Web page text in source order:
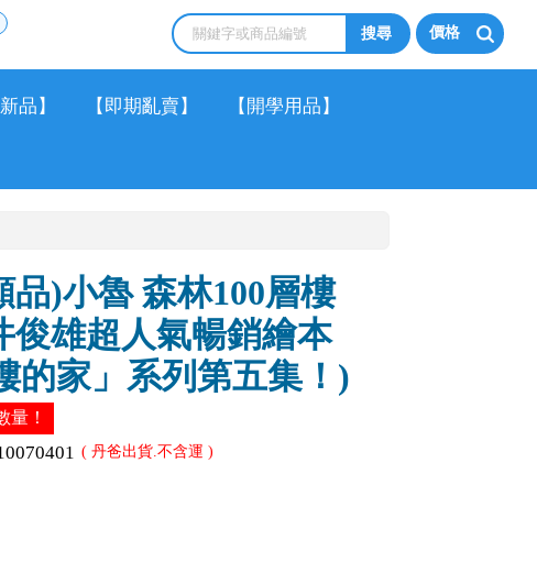
價格
品】 【即期亂賣】 【開學用品】
品)小魯 森林100層樓
俊雄超人氣暢銷繪本
的家」系列第五集！)
量！
( 丹爸出貨.不含運 )